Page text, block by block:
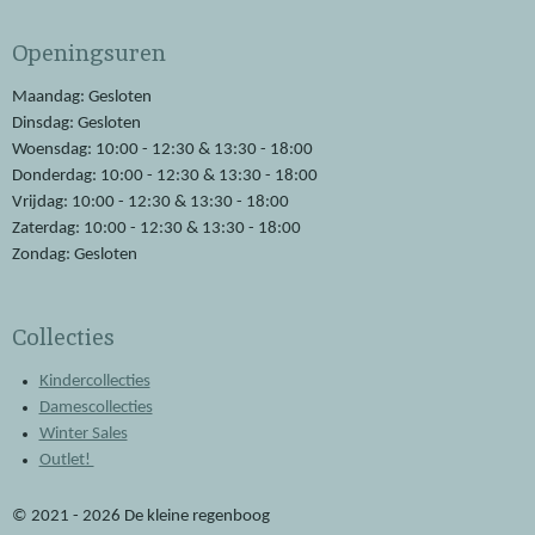
b
o
s
p
p
Openingsuren
Maandag: Gesloten
Dinsdag: Gesloten
Woensdag: 10:00 - 12:30 & 13:30 - 18:00
Donderdag: 10:00 - 12:30 & 13:30 - 18:00
Vrijdag: 10:00 - 12:30 & 13:30 - 18:00
Zaterdag: 10:00 - 12:30 & 13:30 - 18:00
Zondag: Gesloten
Collecties
Kindercollecties
Damescollecties
Winter Sales
Outlet!
© 2021 - 2026 De kleine regenboog